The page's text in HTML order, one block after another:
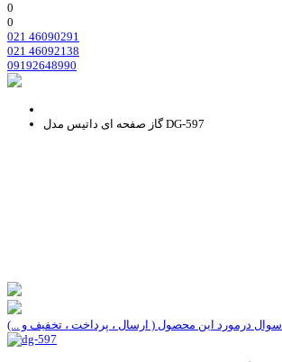
0
0
021 46090291
021 46092138
09192648990
گاز صفحه ای داتیس مدل DG-597
سوال درمورد این محصول ( ارسال ، پرداخت ، تخفیف و ...)